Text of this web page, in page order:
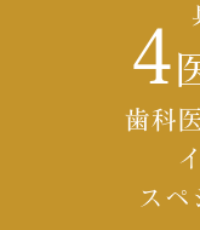
4
歯科
スペ